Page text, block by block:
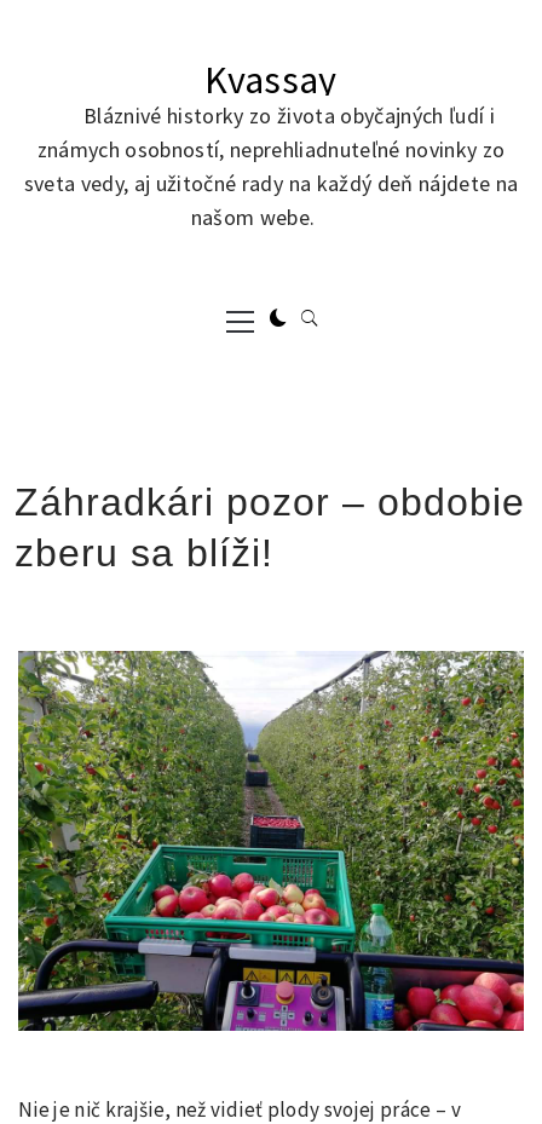
Kvassay
Bláznivé historky zo života obyčajných ľudí i
známych osobností, neprehliadnuteľné novinky zo
sveta vedy, aj užitočné rady na každý deň nájdete na
našom webe.
Primary
Menu
Záhradkári pozor – obdobie
zberu sa blíži!
Nie je nič krajšie, než vidieť plody svojej práce – v